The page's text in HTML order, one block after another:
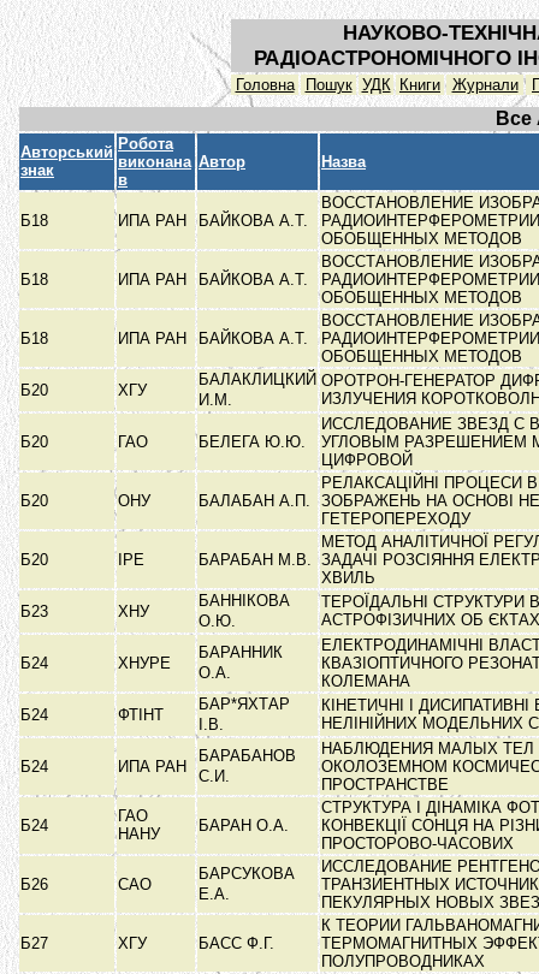
НАУКОВО-
РАДІОАСТРОНОМІЧНОГО
Головна Пошук УДК Книги Журнали
Все
Авторський
знак
Робота
виконана
в
Автор Назва
Б18 ИПА РАН БАЙКОВА А.Т.
ВОССТАНОВЛЕНИЕ
ОБОБЩЕННЫХ МЕТОДОВ
Б18 ИПА РАН БАЙКОВА А.Т.
ВОССТАНОВЛЕНИЕ
ОБОБЩЕННЫХ МЕТОДОВ
Б18 ИПА РАН БАЙКОВА А.Т.
ВОССТАНОВЛЕНИЕ
ОБОБЩЕННЫХ МЕТОДОВ
Б20
ХГУ
БАЛАКЛИЦКИЙ
И.М.
ОРОТРОН-ГЕНЕРАТОР
ИЗЛУЧЕНИЯ
Б20 ГАО БЕЛЕГА Ю.Ю.
ИССЛЕДОВАНИЕ ЗВЕЗД С
УГЛОВЫМ РАЗРЕШЕНИЕМ
ЦИФРОВОЙ
Б20 ОНУ БАЛАБАН А.П.
РЕЛАКСАЦІЙНІ ПРОЦЕСИ
ЗОБРАЖЕНЬ НА ОСНОВІ
ГЕТЕРОПЕРЕХОДУ
Б20 ІРЕ БАРАБАН М.В.
МЕТОД АНАЛІТИЧНОЇ
ЗАДАЧІ РОЗСІЯННЯ
ХВИЛЬ
Б23
ХНУ
БАННІКОВА
О.Ю.
ТЕРОЇДАЛЬНІ СТРУКТУРИ В
АСТРОФІЗИЧНИХ ОБ
Б24 ХНУРЕ
БАРАННИК
О.А.
ЕЛЕКТРОДИНАМІЧНІ
КВАЗІОПТИЧНОГО
КОЛЕМАНА
Б24
ФТІНТ
БАР*ЯХТАР
І.В.
КІНЕТИЧНІ І
НЕЛІНІЙНИХ МОДЕЛЬНИХ
Б24 ИПА РАН
БАРАБАНОВ
С.И.
НАБЛЮДЕНИЯ МАЛЫХ ТЕЛ
ОКОЛОЗЕМНОМ
ПРОСТРАНСТВЕ
Б24
ГАО
НАНУ
БАРАН О.А.
СТРУКТУРА І ДІНАМІКА
КОНВЕКЦІЇ СОНЦЯ НА
ПРОСТОРОВО-ЧАСОВИХ
Б26 САО
БАРСУКОВА
Е.А.
ИССЛЕДОВАНИЕ
ТРАНЗИЕНТНЫХ
ПЕКУЛЯРНЫХ НОВЫХ
Б27 ХГУ БАСС Ф.Г.
К ТЕОРИИ
ТЕРМОМАГНИТНЫХ
ПОЛУПРОВОДНИКАХ